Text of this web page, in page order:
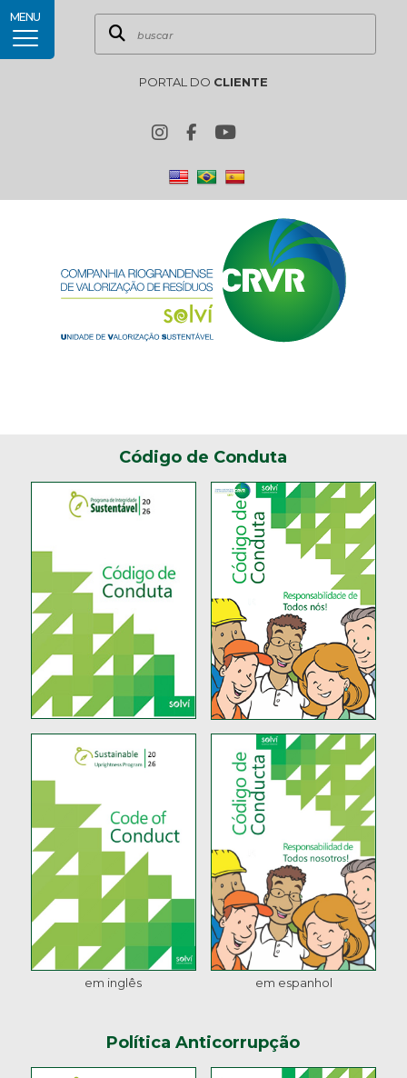
PORTAL DO CLIENTE
MENU
Código de Conduta
em inglês em espanhol
Política Anticorrupção